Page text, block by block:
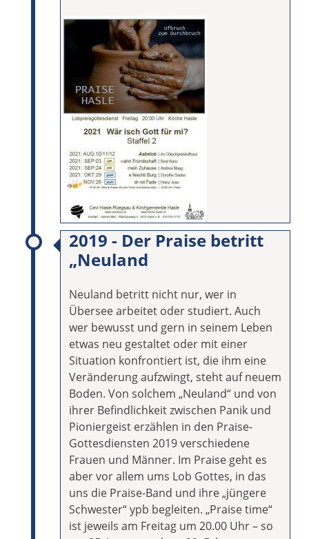
2019 - Der Praise betritt
„Neuland
Neuland betritt nicht nur, wer in
Übersee arbeitet oder studiert. Auch
wer bewusst und gern in seinem Leben
etwas neu gestaltet oder mit einer
Situation konfrontiert ist, die ihm eine
Veränderung aufzwingt, steht auf neuem
Boden. Von solchem „Neuland“ und von
ihrer Befindlichkeit zwischen Panik und
Pioniergeist erzählen in den Praise-
Gottesdiensten 2019 verschiedene
Frauen und Männer. Im Praise geht es
aber vor allem ums Lob Gottes, in das
uns die Praise-Band und ihre „jüngere
Schwester“ ypb begleiten. „Praise time“
ist jeweils am Freitag um 20.00 Uhr – so